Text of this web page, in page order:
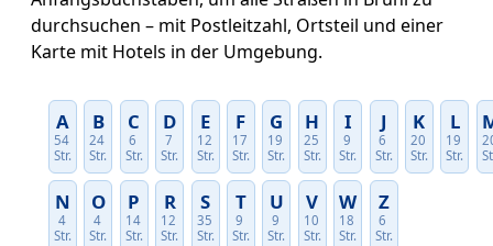
durchsuchen – mit Postleitzahl, Ortsteil und einer
Karte mit Hotels in der Umgebung.
A
54
Str.
B
24
Str.
C
6
Str.
D
7
Str.
E
12
Str.
F
17
Str.
G
19
Str.
H
25
Str.
I
9
Str.
J
6
Str.
K
20
Str.
L
19
Str.
N
4
Str.
O
4
Str.
P
14
Str.
R
12
Str.
S
35
Str.
T
9
Str.
U
9
Str.
V
10
Str.
W
18
Str.
Z
6
Str.